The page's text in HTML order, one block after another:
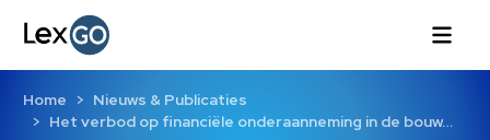
Home
Nieuws & Publicaties
Het verbod op financiële onderaanneming in de bouw…